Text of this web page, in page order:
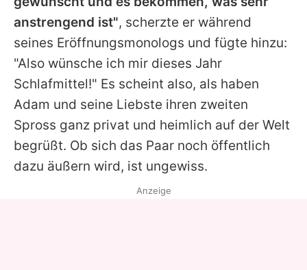
anstrengend ist", scherzte er während
seines Eröffnungsmonologs und fügte hinzu:
"Also wünsche ich mir dieses Jahr
Schlafmittel!" Es scheint also, als haben
Adam und seine Liebste ihren zweiten
Spross ganz privat und heimlich auf der Welt
begrüßt. Ob sich das Paar noch öffentlich
dazu äußern wird, ist ungewiss.
Anzeige